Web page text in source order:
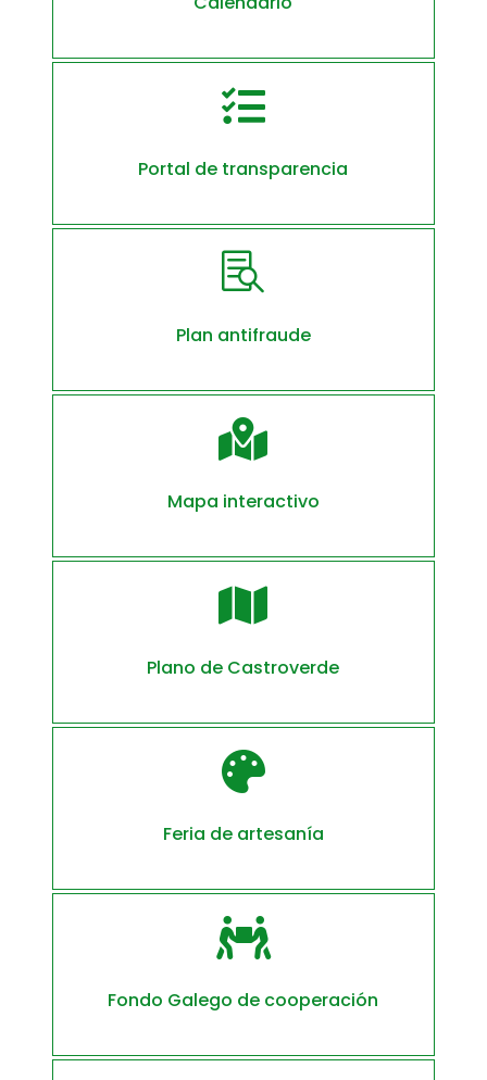

Portal de transparencia

Plan antifraude

Mapa interactivo

Plano de Castroverde

Feria de artesanía

Fondo Galego de cooperación